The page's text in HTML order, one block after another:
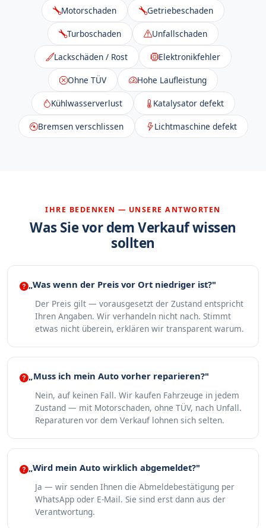
Motorschaden Getriebeschaden
Turboschaden Unfallschaden
Lackschäden / Rost Elektronikfehler
Ohne TÜV Hohe Laufleistung
Kühlwasserverlust Katalysator defekt
Bremsen verschlissen Lichtmaschine defekt
IHRE BEDENKEN — UNSERE ANTWORTEN
Was Sie vor dem Verkauf wissen
sollten
„Was wenn der Preis vor Ort niedriger ist?"
Der Preis gilt — vorausgesetzt der Zustand entspricht
Ihren Angaben. Wir verhandeln nicht nach. Stimmt
etwas nicht überein, erklären wir transparent warum.
„Muss ich mein Auto vorher reparieren?"
Nein, auf keinen Fall. Wir kaufen Fahrzeuge in jedem
Zustand — mit Motorschaden, ohne TÜV, nach Unfall.
Reparaturen vor dem Verkauf lohnen sich selten.
„Wird mein Auto wirklich abgemeldet?"
Ja — wir senden Ihnen die Abmeldebestätigung per
WhatsApp oder E-Mail. Sie sind erst dann aus der
Verantwortung.